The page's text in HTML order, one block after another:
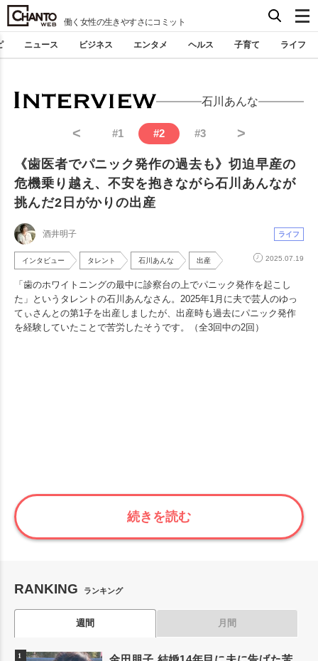
働く女性の生きやすさにコミット
ニュース ビジネス エンタメ ヘルス 子育て ライフ
石川あんな
< #1 #2 #3 >
《歯医者でパニック発作の過去も》切迫早産の
危機乗り越え、不安を抱きながら石川あんなが
挑んだ2日がかりの出産
酒井明子 ライフ
インタビュー タレント 石川あんな 出産 2025.07.19
「歯のホワイトニングの最中に診察台の上でパニック発作を起こし
た」というタレントの石川あんなさん。2025年1月に夫で芸人のゆっ
てぃさんとの第1子を出産しましたが、出産時も過去にパニック発作
を経験していたことで苦労したそうです。（全3回中の2回）
続きを読む
RANKING ランキング
週間 月間